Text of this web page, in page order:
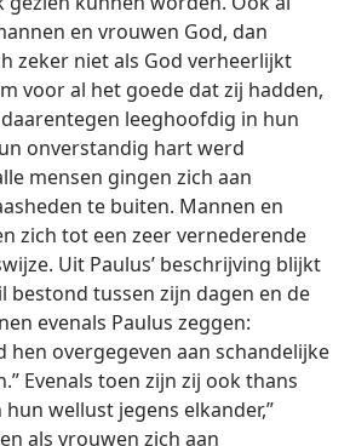
en vrouwen God, dan
zeker niet als God verheerlijkt
voor al het goede dat zij hadden,
leeghoofdig in hun
onverstandig hart werd
mensen gingen zich aan
te buiten. Mannen en
zich tot een zeer vernederende
Uit Paulus’ beschrijving blijkt
bestond tussen zijn dagen en de
evenals Paulus zeggen:
hen overgegeven aan schandelijke
Evenals toen zijn zij ook thans
wellust jegens elkander,”
als vrouwen zich aan